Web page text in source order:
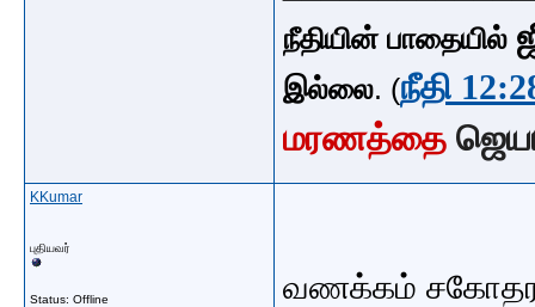
நீதியின் பாதையில்
இல்லை. (நீதி
மரணத்தை
KKumar
புதியவர்
Status: Offline
வணக்கம்